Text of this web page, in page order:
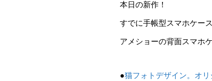
本日の新作！
すでに手帳型スマホケー
アメショーの背面スマホ
●猫フォトデザイン。オ